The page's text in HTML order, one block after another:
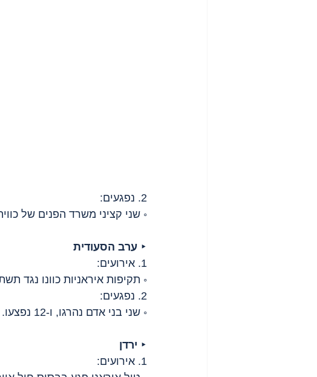
2. נפגעים:
◦ שני קציני משרד הפנים של
‣ ערב הסעודית
1. אירועים:
◦ תקיפות איראניות כוונו נגד
2. נפגעים:
◦ שני בני אדם נהרגו, ו-12 נפצעו.
‣ ירדן
1. אירועים: